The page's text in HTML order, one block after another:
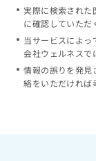
実際に検索された
に確認していただ
当サービスによっ
会社ウェルネスで
情報の誤りを発見
絡をいただければ